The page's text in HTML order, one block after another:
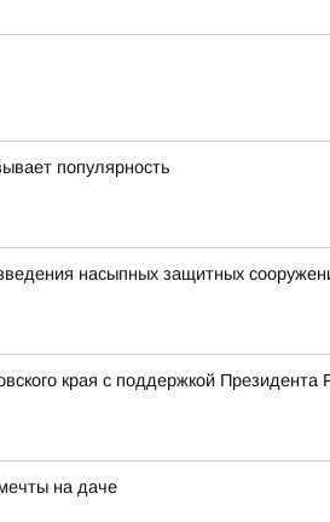
популярность
насыпных защитных
края с поддержкой
на даче